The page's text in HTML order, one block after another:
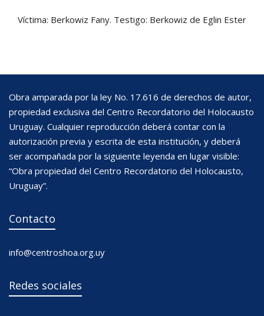
Víctima: Berkowiz Fany. Testigo: Berkowiz de Eglin Ester
Obra amparada por la ley No. 17.616 de derechos de autor,
propiedad exclusiva del Centro Recordatorio del Holocausto
Uruguay. Cualquier reproducción deberá contar con la
autorización previa y escrita de esta institución, y deberá
ser acompañada por la siguiente leyenda en lugar visible:
“Obra propiedad del Centro Recordatorio del Holocausto,
Uruguay”.
Contacto
info@centroshoa.org.uy
Redes sociales